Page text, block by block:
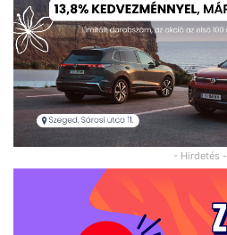
- Hirdetés -